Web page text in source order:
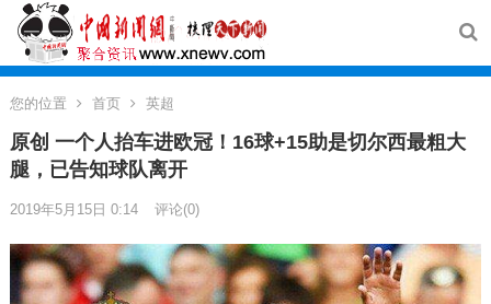
您的位置 首页 英超
原创 一个人抬车进欧冠！16球+15助是切尔西最粗大
腿，已告知球队离开
2019年5月15日 0:14 评论(0)